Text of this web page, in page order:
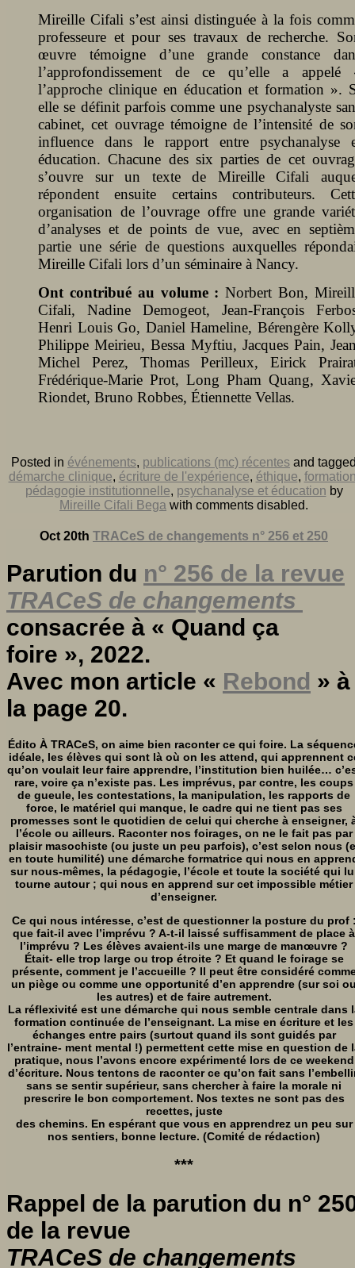
Mireille Cifali s’est ainsi distinguée à la fois
professeure et pour ses travaux de recherche.
œuvre témoigne d’une grande constance
l’approfondissement de ce qu’elle a appelé
l’approche clinique en éducation et formation ».
elle se définit parfois comme une psychanalyste
cabinet, cet ouvrage témoigne de l’intensité de
influence dans le rapport entre psychanalyse
éducation. Chacune des six parties de cet
s’ouvre sur un texte de Mireille Cifali
répondent ensuite certains contributeurs.
organisation de l’ouvrage offre une grande
d’analyses et de points de vue, avec en
partie une série de questions auxquelles
Mireille Cifali lors d’un séminaire à Nancy.
Ont contribué au volume :Norbert Bon,
Cifali, Nadine Demogeot, Jean-François
Henri Louis Go, Daniel Hameline, Bérengère
Philippe Meirieu, Bessa Myftiu, Jacques Pain,
Michel Perez, Thomas Perilleux, Eirick
Frédérique-Marie Prot, Long Pham Quang,
Riondet, Bruno Robbes, Étiennette Vellas.
Posted in événements, publications (mc) récentes and
démarche clinique, écriture de l'expérience, éthique,
pédagogie institutionnelle, psychanalyse et éducation by
Mireille Cifali Bega with comments disabled.
Oct 20th TRACeS de changements n° 256 et 250
Parution du n° 256 de la revue
TRACeS de changements
consacrée à « Quand ça
foire », 2022.
Avec mon article « Rebond » à
la page 20.
Édito À TRACeS, on aime bien raconter ce qui foire. La
idéale, les élèves qui sont là où on les attend, qui apprennent
qu’on voulait leur faire apprendre, l’institution bien huilée…
rare, voire ça n’existe pas. Les imprévus, par contre, les coups
de gueule, les contestations, la manipulation, les rapports de
force, le matériel qui manque, le cadre qui ne tient pas ses
promesses sont le quotidien de celui qui cherche à enseigner,
l’école ou ailleurs. Raconter nos foirages, on ne le fait pas par
plaisir masochiste (ou juste un peu parfois), c’est selon nous
en toute humilité) une démarche formatrice qui nous en
sur nous-mêmes, la pédagogie, l’école et toute la société qui
tourne autour ; qui nous en apprend sur cet impossible métier
d’enseigner.
Ce qui nous intéresse, c’est de questionner la posture du prof
que fait-il avec l’imprévu ? A-t-il laissé suffisamment de place à
l’imprévu ? Les élèves avaient-ils une marge de manœuvre ?
Était- elle trop large ou trop étroite ? Et quand le foirage se
présente, comment je l’accueille ? Il peut être considéré
un piège ou comme une opportunité d’en apprendre (sur soi
les autres) et de faire autrement.
La réflexivité est une démarche qui nous semble centrale dans
formation continuée de l’enseignant. La mise en écriture et les
échanges entre pairs (surtout quand ils sont guidés par
l’entraine- ment mental !) permettent cette mise en question de
pratique, nous l’avons encore expérimenté lors de ce weekend
d’écriture. Nous tentons de raconter ce qu’on fait sans
sans se sentir supérieur, sans chercher à faire la morale ni
prescrire le bon comportement. Nos textes ne sont pas des
recettes, juste
des chemins. En espérant que vous en apprendrez un peu sur
nos sentiers, bonne lecture. (Comité de rédaction)
***
Rappel de la parution du n°
de la revue
TRACeS de changements